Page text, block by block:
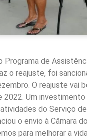
de
o reajuste, foi
O reajuste vai
Um
do Serviço
o envio à Câmara
para melhorar a